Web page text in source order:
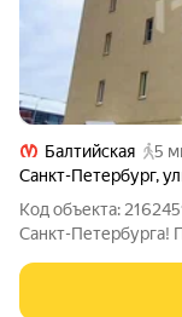
Балтийская
5
Санкт-Петербург,
Код объекта:
Санкт-Петербурга!
Адмиралтейского
этаже